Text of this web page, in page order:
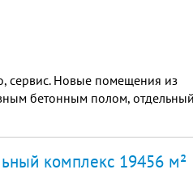
сервис. Новые помещения из
бетонным полом,
комплекс 19456 м²